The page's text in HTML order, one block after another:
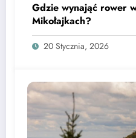
Gdzie wynająć rower
Mikołajkach?
20 Stycznia, 2026